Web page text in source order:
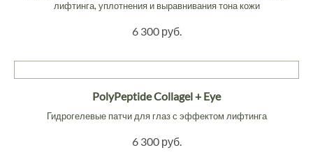
лифтинга, уплотнения и выравнивания тона кожи
6 300 руб.
PolyPeptide Collagel + Eye
Гидрогелевые патчи для глаз с эффектом лифтинга
6 300 руб.